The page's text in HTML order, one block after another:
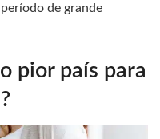
de grande
pior país para